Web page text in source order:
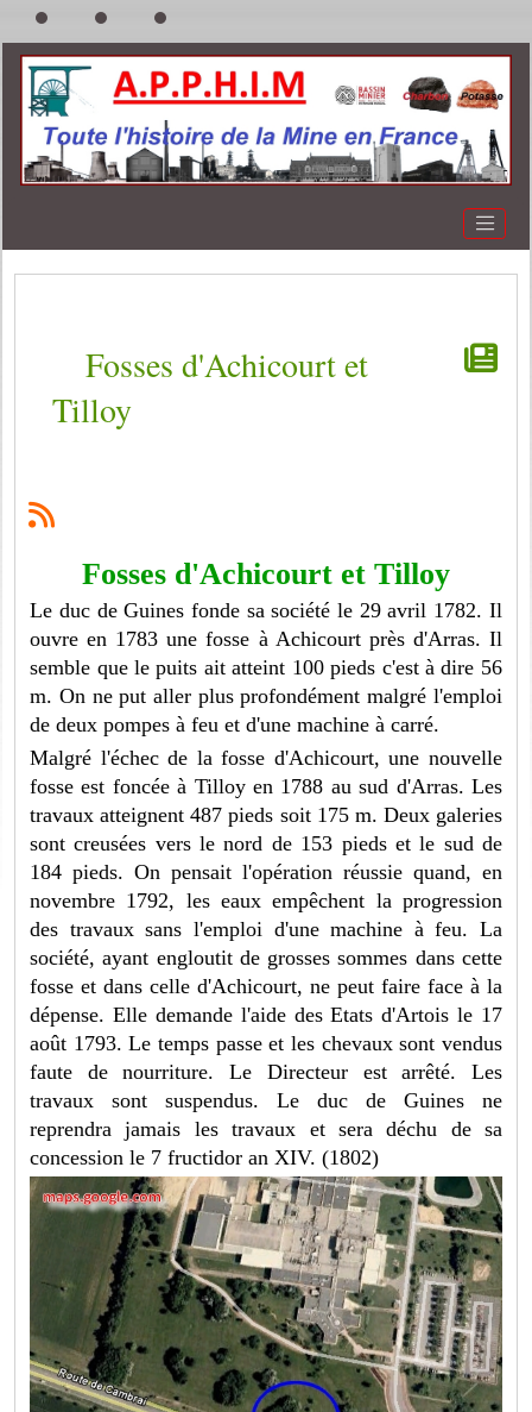
Fosses d'Achicourt et
Tilloy
Fosses d'Achicourt et Tilloy
Le duc de Guines fonde sa société le 29 avril 1782. Il
ouvre en 1783 une fosse à Achicourt près d'Arras. Il
semble que le puits ait atteint 100 pieds c'est à dire 56
m. On ne put aller plus profondément malgré l'emploi
de deux pompes à feu et d'une machine à carré.
Malgré l'échec de la fosse d'Achicourt, une nouvelle
fosse est foncée à Tilloy en 1788 au sud d'Arras. Les
travaux atteignent 487 pieds soit 175 m. Deux galeries
sont creusées vers le nord de 153 pieds et le sud de
184 pieds. On pensait l'opération réussie quand, en
novembre 1792, les eaux empêchent la progression
des travaux sans l'emploi d'une machine à feu. La
société, ayant engloutit de grosses sommes dans cette
fosse et dans celle d'Achicourt, ne peut faire face à la
dépense. Elle demande l'aide des Etats d'Artois le 17
août 1793. Le temps passe et les chevaux sont vendus
faute de nourriture. Le Directeur est arrêté. Les
travaux sont suspendus. Le duc de Guines ne
reprendra jamais les travaux et sera déchu de sa
concession le 7 fructidor an XIV. (1802)